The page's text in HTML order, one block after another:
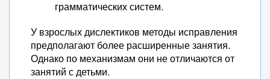
грамматических систем.
У взрослых дислектиков методы исправления
предполагают более расширенные занятия.
Однако по механизмам они не отличаются от
занятий с детьми.